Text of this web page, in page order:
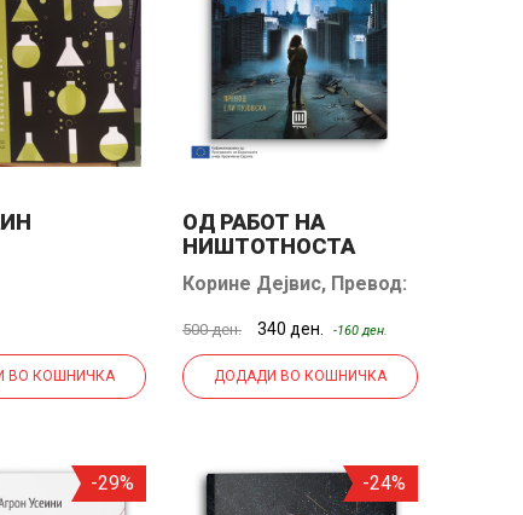
ВО КОШНИЧКА
ОД РАБОТ НА
НИШТОТНОСТА
Корине Дејвис, Превод:
500 ден. 340 ден. -160 ден.
ДОДАДИ ВО КОШНИЧКА
-29% -24%